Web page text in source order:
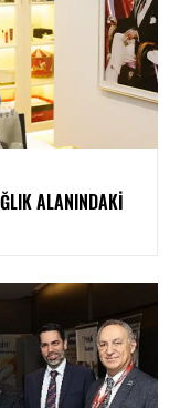
ALANINDAKI